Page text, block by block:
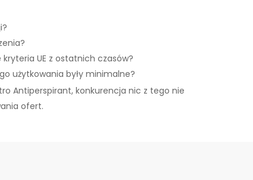
UE z ostatnich czasów?
użytkowania były minimalne?
Antiperspirant, konkurencja nic z tego nie
ofert.